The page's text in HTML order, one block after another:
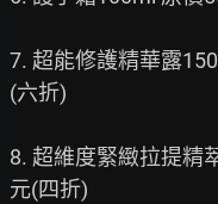
7. 超能修護精華露
(六折)
8. 超維度緊緻拉提精
元(四折)